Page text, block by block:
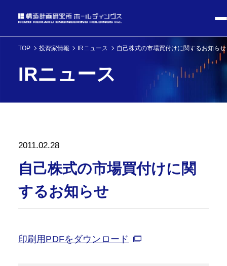
TOP 投資家情報 IRニュース 自己株式の市場買付けに関するお知らせ
IRニュース
2011.02.28
自己株式の市場買付けに関
するお知らせ
印刷用PDFをダウンロード